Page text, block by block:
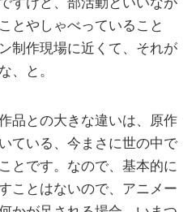
とやしゃべっていること
制作現場に近くて、それが
、と。
品との大きな違いは、原作
ている、今まさに世の中で
とです。なので、基本的に
ことはないので、アニメー